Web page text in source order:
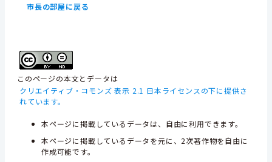
市長の部屋に戻る
このページの本文とデータは
クリエイティブ・コモンズ 表示 2.1 日本ライセンスの下に提供さ
れています。
本ページに掲載しているデータは、自由に利用できます。
本ページに掲載しているデータを元に、2次著作物を自由に
作成可能です。